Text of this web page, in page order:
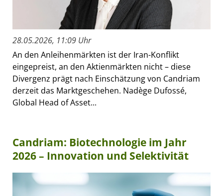
28.05.2026, 11:09 Uhr
An den Anleihenmärkten ist der Iran-Konflikt
eingepreist, an den Aktienmärkten nicht – diese
Divergenz prägt nach Einschätzung von Candriam
derzeit das Marktgeschehen. Nadège Dufossé,
Global Head of Asset...
Candriam: Biotechnologie im Jahr
2026 – Innovation und Selektivität